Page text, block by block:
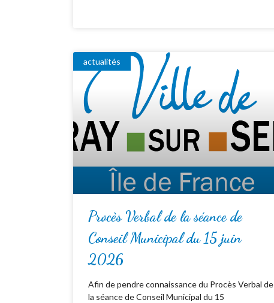
actualités
Procès Verbal de la séance de
Conseil Municipal du 15 juin
2026
Afin de pendre connaissance du Procès Verbal de
la séance de Conseil Municipal du 15